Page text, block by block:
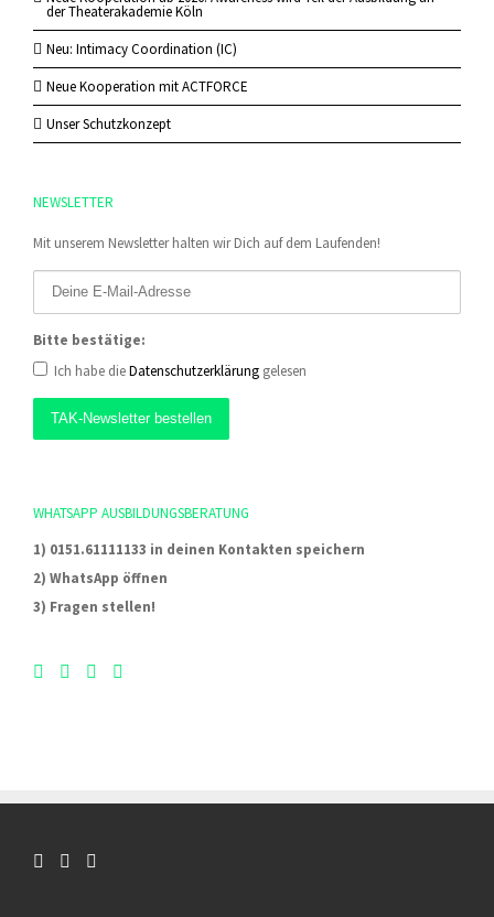
der Theaterakademie Köln
Neu: Intimacy Coordination (IC)
Neue Kooperation mit ACTFORCE
Unser Schutzkonzept
NEWSLETTER
Mit unserem Newsletter halten wir Dich auf dem Laufenden!
Bitte bestätige:
Ich habe dieDatenschutzerklärung gelesen
WHATSAPP AUSBILDUNGSBERATUNG
1) 0151.61111133 in deinen Kontakten speichern
2) WhatsApp öffnen
3) Fragen stellen!